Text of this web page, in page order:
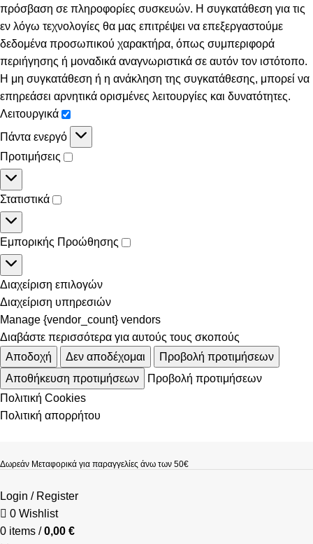
πρόσβαση σε πληροφορίες συσκευών. Η συγκατάθεση για τις
εν λόγω τεχνολογίες θα μας επιτρέψει να επεξεργαστούμε
δεδομένα προσωπικού χαρακτήρα, όπως συμπεριφορά
περιήγησης ή μοναδικά αναγνωριστικά σε αυτόν τον ιστότοπο.
Η μη συγκατάθεση ή η ανάκληση της συγκατάθεσης, μπορεί να
επηρεάσει αρνητικά ορισμένες λειτουργίες και δυνατότητες.
Λειτουργικά
Πάντα ενεργό
Προτιμήσεις
Στατιστικά
Εμπορικής Προώθησης
Διαχείριση επιλογών
Διαχείριση υπηρεσιών
Manage {vendor_count} vendors
Διαβάστε περισσότερα για αυτούς τους σκοπούς
Αποδοχή
Δεν αποδέχομαι
Προβολή προτιμήσεων
Αποθήκευση προτιμήσεων
Προβολή προτιμήσεων
Πολιτική Cookies
Πολιτική απορρήτου
Δωρεάν Μεταφορικά για παραγγελίες άνω των 50€
Login / Register
0 Wishlist
0 items / 0,00 €